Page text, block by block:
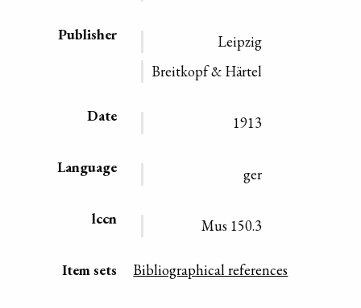
Publisher
Leipzig
Breitkopf & Härtel
Date 1913
Language ger
lccn Mus 150.3
Item sets Bibliographical references